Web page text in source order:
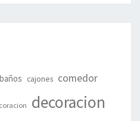
baños cajones comedor
decoracion